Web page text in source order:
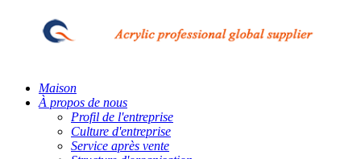
Maison
À propos de nous
Profil de l'entreprise
Culture d'entreprise
Service après vente